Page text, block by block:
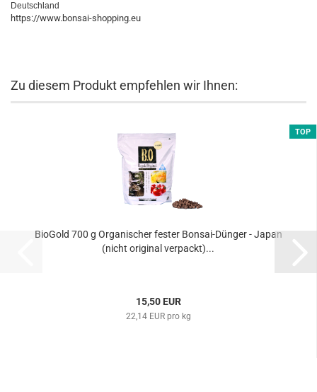
Deutschland
https://www.bonsai-shopping.eu
Zu diesem Produkt empfehlen wir Ihnen:
TOP
BioGold 700 g Organischer fester Bonsai-Dünger - Japan
(nicht original verpackt)...
15,50 EUR
22,14 EUR pro kg